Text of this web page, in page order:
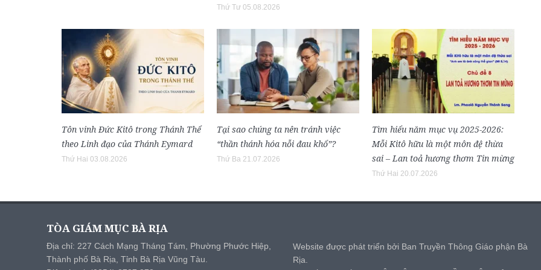
Thứ Tư 05.08.2026
Tôn vinh Đức Kitô trong Thánh Thể
theo Linh đạo của Thánh Eymard
Thứ Hai 03.08.2026
Tại sao chúng ta nên tránh việc
“thần thánh hóa nỗi đau khổ”?
Thứ Ba 21.07.2026
Tìm hiểu năm mục vụ 2025-2026:
Mỗi Kitô hữu là một môn đệ thừa
sai – Lan toả hương thơm Tin mừng
Thứ Hai 20.07.2026
TÒA GIÁM MỤC BÀ RỊA
Địa chỉ: 227 Cách Mạng Tháng Tám, Phường Phước Hiệp,
Thành phố Bà Rịa, Tỉnh Bà Rịa Vũng Tàu.
Website được phát triển bởi Ban Truyền Thông Giáo phận Bà
Rịa.